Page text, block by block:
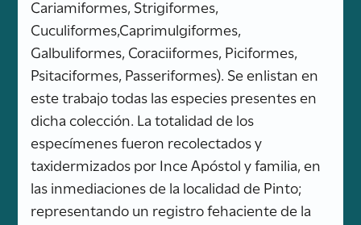
Cariamiformes, Strigiformes,
Cuculiformes,Caprimulgiformes,
Galbuliformes, Coraciiformes, Piciformes,
Psitaciformes, Passeriformes). Se enlistan en
este trabajo todas las especies presentes en
dicha colección. La totalidad de los
especímenes fueron recolectados y
taxidermizados por Ince Apóstol y familia, en
las inmediaciones de la localidad de Pinto;
representando un registro fehaciente de la